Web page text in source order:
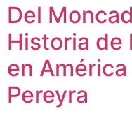
Del
Historia de
en
Pereyra